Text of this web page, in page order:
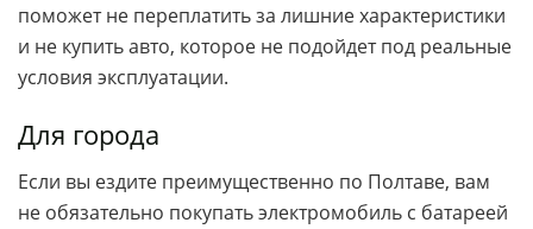
поможет не переплатить за лишние характеристики
и не купить авто, которое не подойдет под реальные
условия эксплуатации.
Для города
Если вы ездите преимущественно по Полтаве, вам
не обязательно покупать электромобиль с батареей